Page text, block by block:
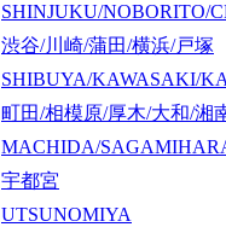
SHINJUKU/NOBORITO/
渋谷/川崎/蒲田/横浜/戸塚
SHIBUYA/KAWASAKI/
町田/相模原/厚木/大和/湘
MACHIDA/
宇都宮
UTSUNOMIYA